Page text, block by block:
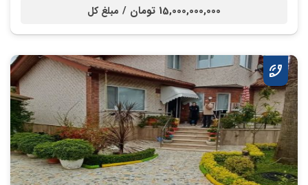
15,000,000,000 تومان / مبلغ کل